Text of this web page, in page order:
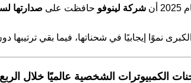
شركة لينوفو حافظت على صدارتها
نموًا إيجابيًا في شحناتها، فيما بقي ترتيبها